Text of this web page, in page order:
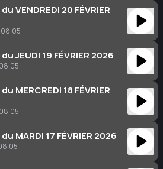
VENDREDI 20 FÉVRIER
JEUDI 19 FÉVRIER 2026
MERCREDI 18 FÉVRIER
MARDI 17 FÉVRIER 2026